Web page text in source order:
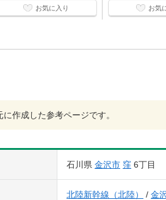
お気に入り お気
作成した参考ページです。
石川県 金沢市 窪 6丁目
北陸新幹線（北陸） / 金